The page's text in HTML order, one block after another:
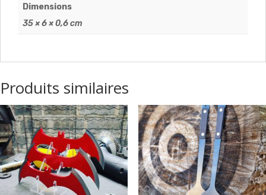
Dimensions
35 × 6 × 0,6 cm
Produits similaires